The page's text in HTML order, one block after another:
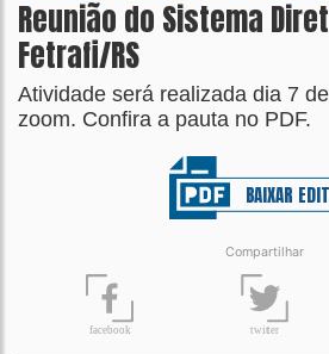
Reunião do Sistema
Fetrafi/RS
Atividade será realizada dia 7
zoom. Confira a pauta no PDF.
BAIXAR
Compartilhar
facebook twitter